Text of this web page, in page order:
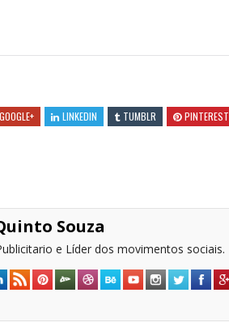
GOOGLE+ LINKEDIN TUMBLR PINTEREST
Souza
e Líder dos movimentos sociais.